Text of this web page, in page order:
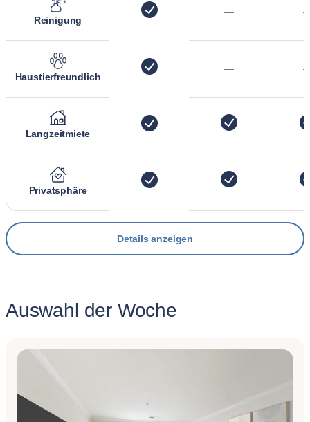
Reinigung
—
Haustierfreundlich
—
Langzeitmiete
Privatsphäre
Details anzeigen
Auswahl der Woche